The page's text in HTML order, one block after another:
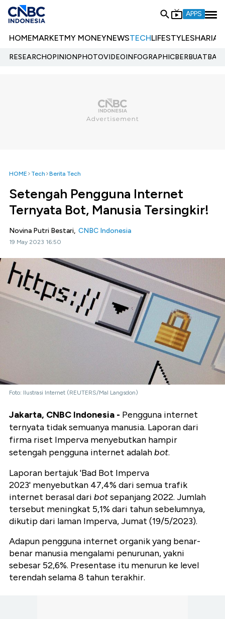
APPS
HOMEMARKETMY MONEYNEWSTECHLIFESTYLESHARIA
RESEARCHOPINIONPHOTOVIDEOINFOGRAPHIC
HOME Tech Berita Tech
Setengah Pengguna Internet
Ternyata Bot, Manusia Tersingkir!
Novina Putri Bestari, CNBC Indonesia
19 May 2023 16:50
Foto: Ilustrasi Internet (REUTERS/Mal Langsdon)
Jakarta, CNBC Indonesia - Pengguna internet
ternyata tidak semuanya manusia. Laporan dari
firma riset Imperva menyebutkan hampir
setengah pengguna internet adalahbot.
Laporan bertajuk 'Bad Bot Imperva
2023' menyebutkan 47,4% dari semua trafik
internet berasal dari botsepanjang 2022. Jumlah
tersebut meningkat 5,1% dari tahun sebelumnya,
dikutip dari laman Imperva, Jumat (19/5/2023).
Adapun pengguna internet organik yang benar-
benar manusia mengalami penurunan, yakni
sebesar 52,6%. Presentase itu menurun ke level
terendah selama 8 tahun terakhir.